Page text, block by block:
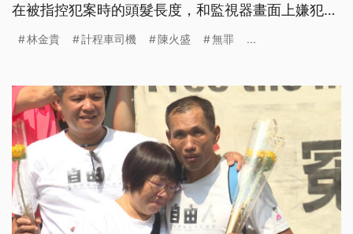
在被指控犯案時的頭髮長度，和監視器畫面上嫌犯的
被告犯罪，因此無罪，全案還可上訴。
林金貴 計程車司機 陳火盛 無罪 ...